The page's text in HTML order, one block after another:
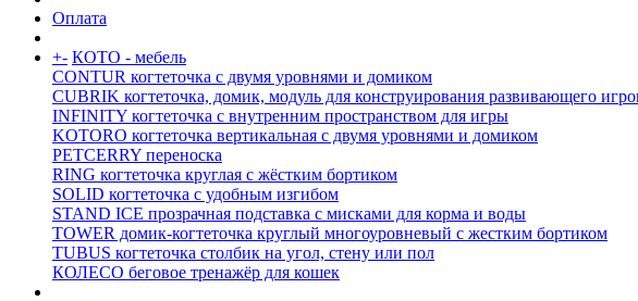
Оплата
+- КОТО - мебель
CONTUR когтеточка с двумя уровнями и домиком
CUBRIK когтеточка, домик, модуль для конструирования развивающего
INFINITY когтеточка с внутренним пространством для игры
KOTORO когтеточка вертикальная с двумя уровнями и домиком
PETCERRY переноска
RING когтеточка круглая с жёстким бортиком
SOLID когтеточка с удобным изгибом
STAND ICE прозрачная подставка с мисками для корма и воды
TOWER домик-когтеточка круглый многоуровневый с жестким бортиком
TUBUS когтеточка столбик на угол, стену или пол
КОЛЕСО беговое тренажёр для кошек